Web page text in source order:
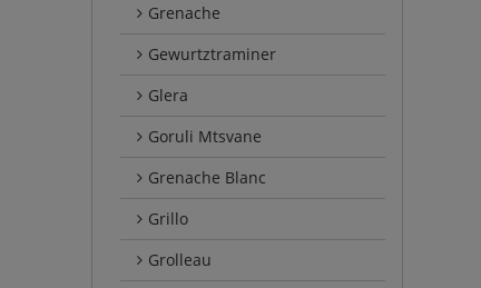
Grenache
Gewurtztraminer
Glera
Goruli Mtsvane
Grenache Blanc
Grillo
Grolleau